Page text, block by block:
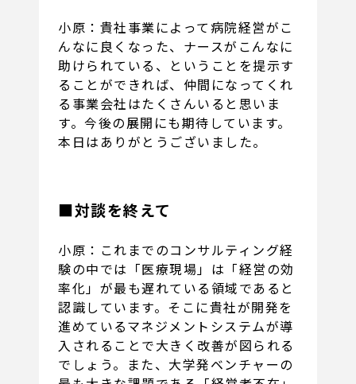
小原：貴社事業によって病院経営がこ
んなに良くなった、ナースがこんなに
助けられている、ということを提示す
ることができれば、仲間になってくれ
る事業会社はたくさんいると思いま
す。今後の展開にも期待しています。
本日はありがとうございました。
■対談を終えて
小原：これまでのコンサルティング経
験の中では「医療現場」は「経営の効
率化」が最も遅れている領域であると
認識しています。そこに貴社が開発を
進めているマネジメントシステムが導
入されることで大きく改善が図られる
でしょう。また、大学発ベンチャーの